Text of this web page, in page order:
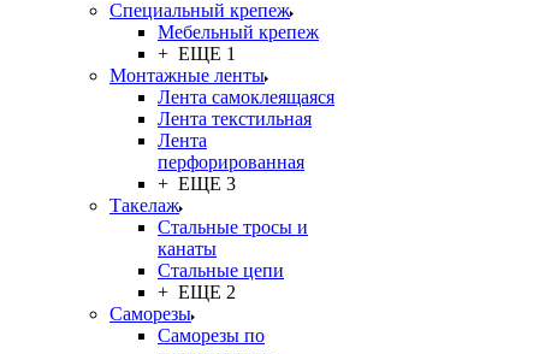
Специальный крепеж
Мебельный крепеж
+ ЕЩЕ 1
Монтажные ленты
Лента самоклеящаяся
Лента текстильная
Лента
перфорированная
+ ЕЩЕ 3
Такелаж
Стальные тросы и
канаты
Стальные цепи
+ ЕЩЕ 2
Саморезы
Саморезы по